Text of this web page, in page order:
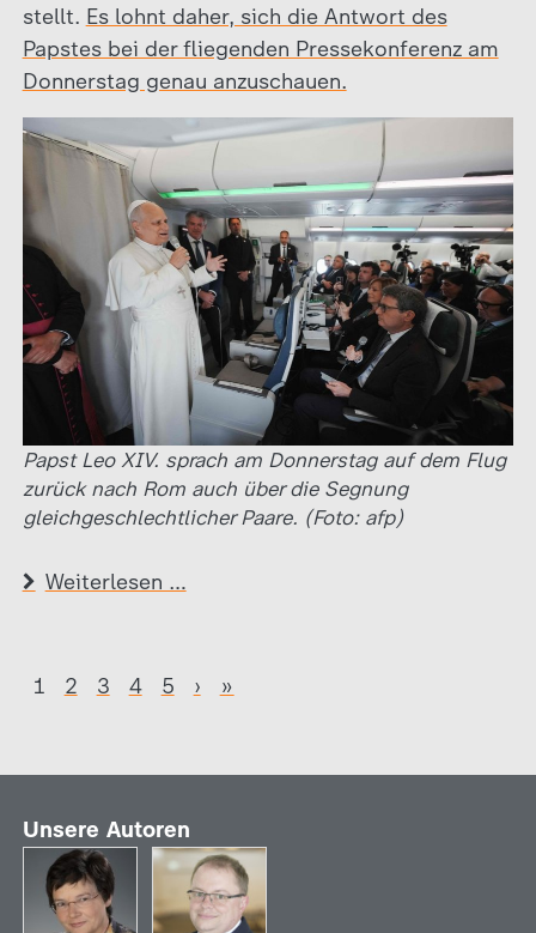
stellt. Es lohnt daher, sich die Antwort des
Papstes bei der fliegenden Pressekonferenz am
Donnerstag genau anzuschauen.
Papst Leo XIV. sprach am Donnerstag auf dem Flug
zurück nach Rom auch über die Segnung
gleichgeschlechtlicher Paare. (Foto: afp)
Weiterlesen …
1 2 3 4 5 › »
Unsere Autoren